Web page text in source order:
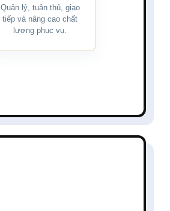
Quản lý, tuân thủ, giao
tiếp và nâng cao chất
lượng phục vụ.